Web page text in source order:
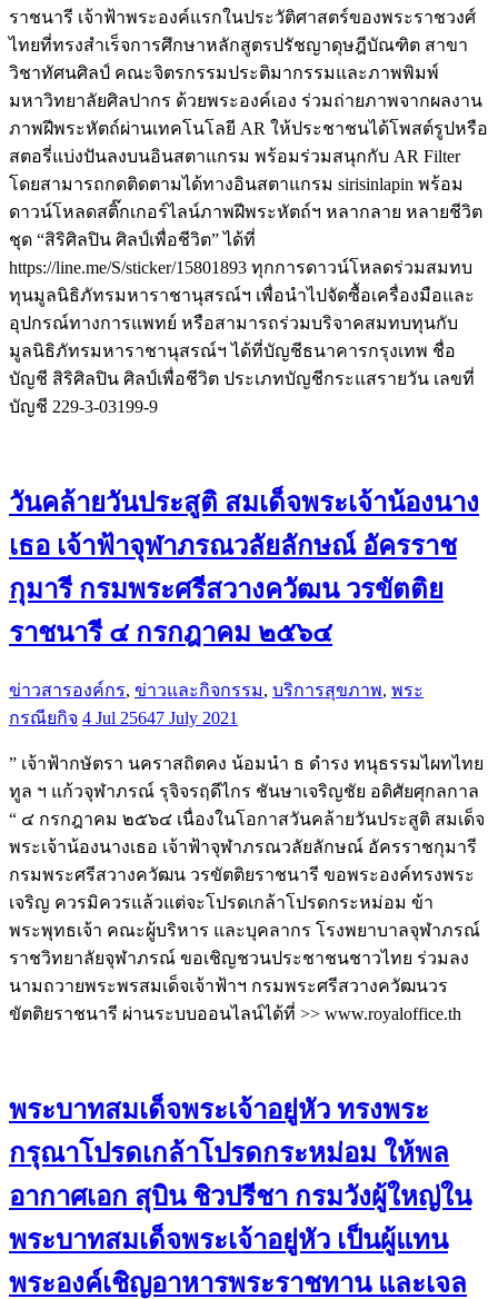
ราชนารี เจ้าฟ้าพระองค์แรกในประวัติศาสตร์ของพระราชวงศ์
ไทยที่ทรงสำเร็จการศึกษาหลักสูตรปรัชญาดุษฎีบัณฑิต สาขา
วิชาทัศนศิลป์ คณะจิตรกรรมประติมากรรมและภาพพิมพ์
มหาวิทยาลัยศิลปากร ด้วยพระองค์เอง ร่วมถ่ายภาพจากผลงาน
ภาพฝีพระหัตถ์ผ่านเทคโนโลยี AR ให้ประชาชนได้โพสต์รูปหรือ
สตอรี่แบ่งปันลงบนอินสตาแกรม พร้อมร่วมสนุกกับ AR Filter
โดยสามารถกดติดตามได้ทางอินสตาแกรม sirisinlapin พร้อม
ดาวน์โหลดสติ๊กเกอร์ไลน์ภาพฝีพระหัตถ์ฯ หลากลาย หลายชีวิต
ชุด “สิริศิลปิน ศิลป์เพื่อชีวิต” ได้ที่
https://line.me/S/sticker/15801893 ทุกการดาวน์โหลดร่วมสมทบ
ทุนมูลนิธิภัทรมหาราชานุสรณ์ฯ เพื่อนำไปจัดซื้อเครื่องมือและ
อุปกรณ์ทางการแพทย์ หรือสามารถร่วมบริจาคสมทบทุนกับ
มูลนิธิภัทรมหาราชานุสรณ์ฯ ได้ที่บัญชีธนาคารกรุงเทพ ชื่อ
บัญชี สิริศิลปิน ศิลป์เพื่อชีวิต ประเภทบัญชีกระแสรายวัน เลขที่
บัญชี 229-3-03199-9
วันคล้ายวันประสูติ สมเด็จพระเจ้าน้องนาง
เธอ เจ้าฟ้าจุฬาภรณวลัยลักษณ์ อัครราช
กุมารี กรมพระศรีสวางควัฒน วรขัตติย
ราชนารี ๔ กรกฎาคม ๒๕๖๔
ข่าวสารองค์กร, ข่าวและกิจกรรม, บริการสุขภาพ, พระ
กรณียกิจ 4 Jul 25647 July 2021
” เจ้าฟ้ากษัตรา นคราสถิตคง น้อมนำ ธ ดำรง ทนุธรรมไผทไทย
ทูล ฯ แก้วจุฬาภรณ์ รุจิจรฤดีไกร ชันษาเจริญชัย อดิศัยศุกลกาล
“ ๔ กรกฎาคม ๒๕๖๔ เนื่องในโอกาสวันคล้ายวันประสูติ สมเด็จ
พระเจ้าน้องนางเธอ เจ้าฟ้าจุฬาภรณวลัยลักษณ์ อัครราชกุมารี
กรมพระศรีสวางควัฒน วรขัตติยราชนารี ขอพระองค์ทรงพระ
เจริญ ควรมิควรแล้วแต่จะโปรดเกล้าโปรดกระหม่อม ข้า
พระพุทธเจ้า คณะผู้บริหาร และบุคลากร โรงพยาบาลจุฬาภรณ์
ราชวิทยาลัยจุฬาภรณ์ ขอเชิญชวนประชาชนชาวไทย ร่วมลง
นามถวายพระพรสมเด็จเจ้าฟ้าฯ กรมพระศรีสวางควัฒนวร
ขัตติยราชนารี ผ่านระบบออนไลน์ได้ที่ >> www.royaloffice.th
พระบาทสมเด็จพระเจ้าอยู่หัว ทรงพระ
กรุณาโปรดเกล้าโปรดกระหม่อม ให้พล
อากาศเอก สุบิน ชิวปรีชา กรมวังผู้ใหญ่ใน
พระบาทสมเด็จพระเจ้าอยู่หัว เป็นผู้แทน
พระองค์เชิญอาหารพระราชทาน และเจล